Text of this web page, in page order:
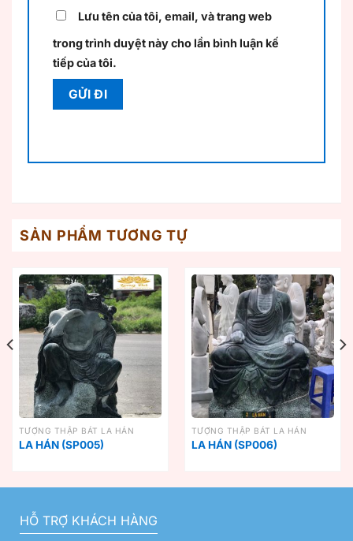
Lưu tên của tôi, email, và trang web
trong trình duyệt này cho lần bình luận kế
tiếp của tôi.
SẢN PHẨM TƯƠNG TỰ
TƯỢNG THẬP BÁT LA HÁN
LA HÁN (SP005)
TƯỢNG THẬP BÁT LA HÁN
LA HÁN (SP006)
HỖ TRỢ KHÁCH HÀNG